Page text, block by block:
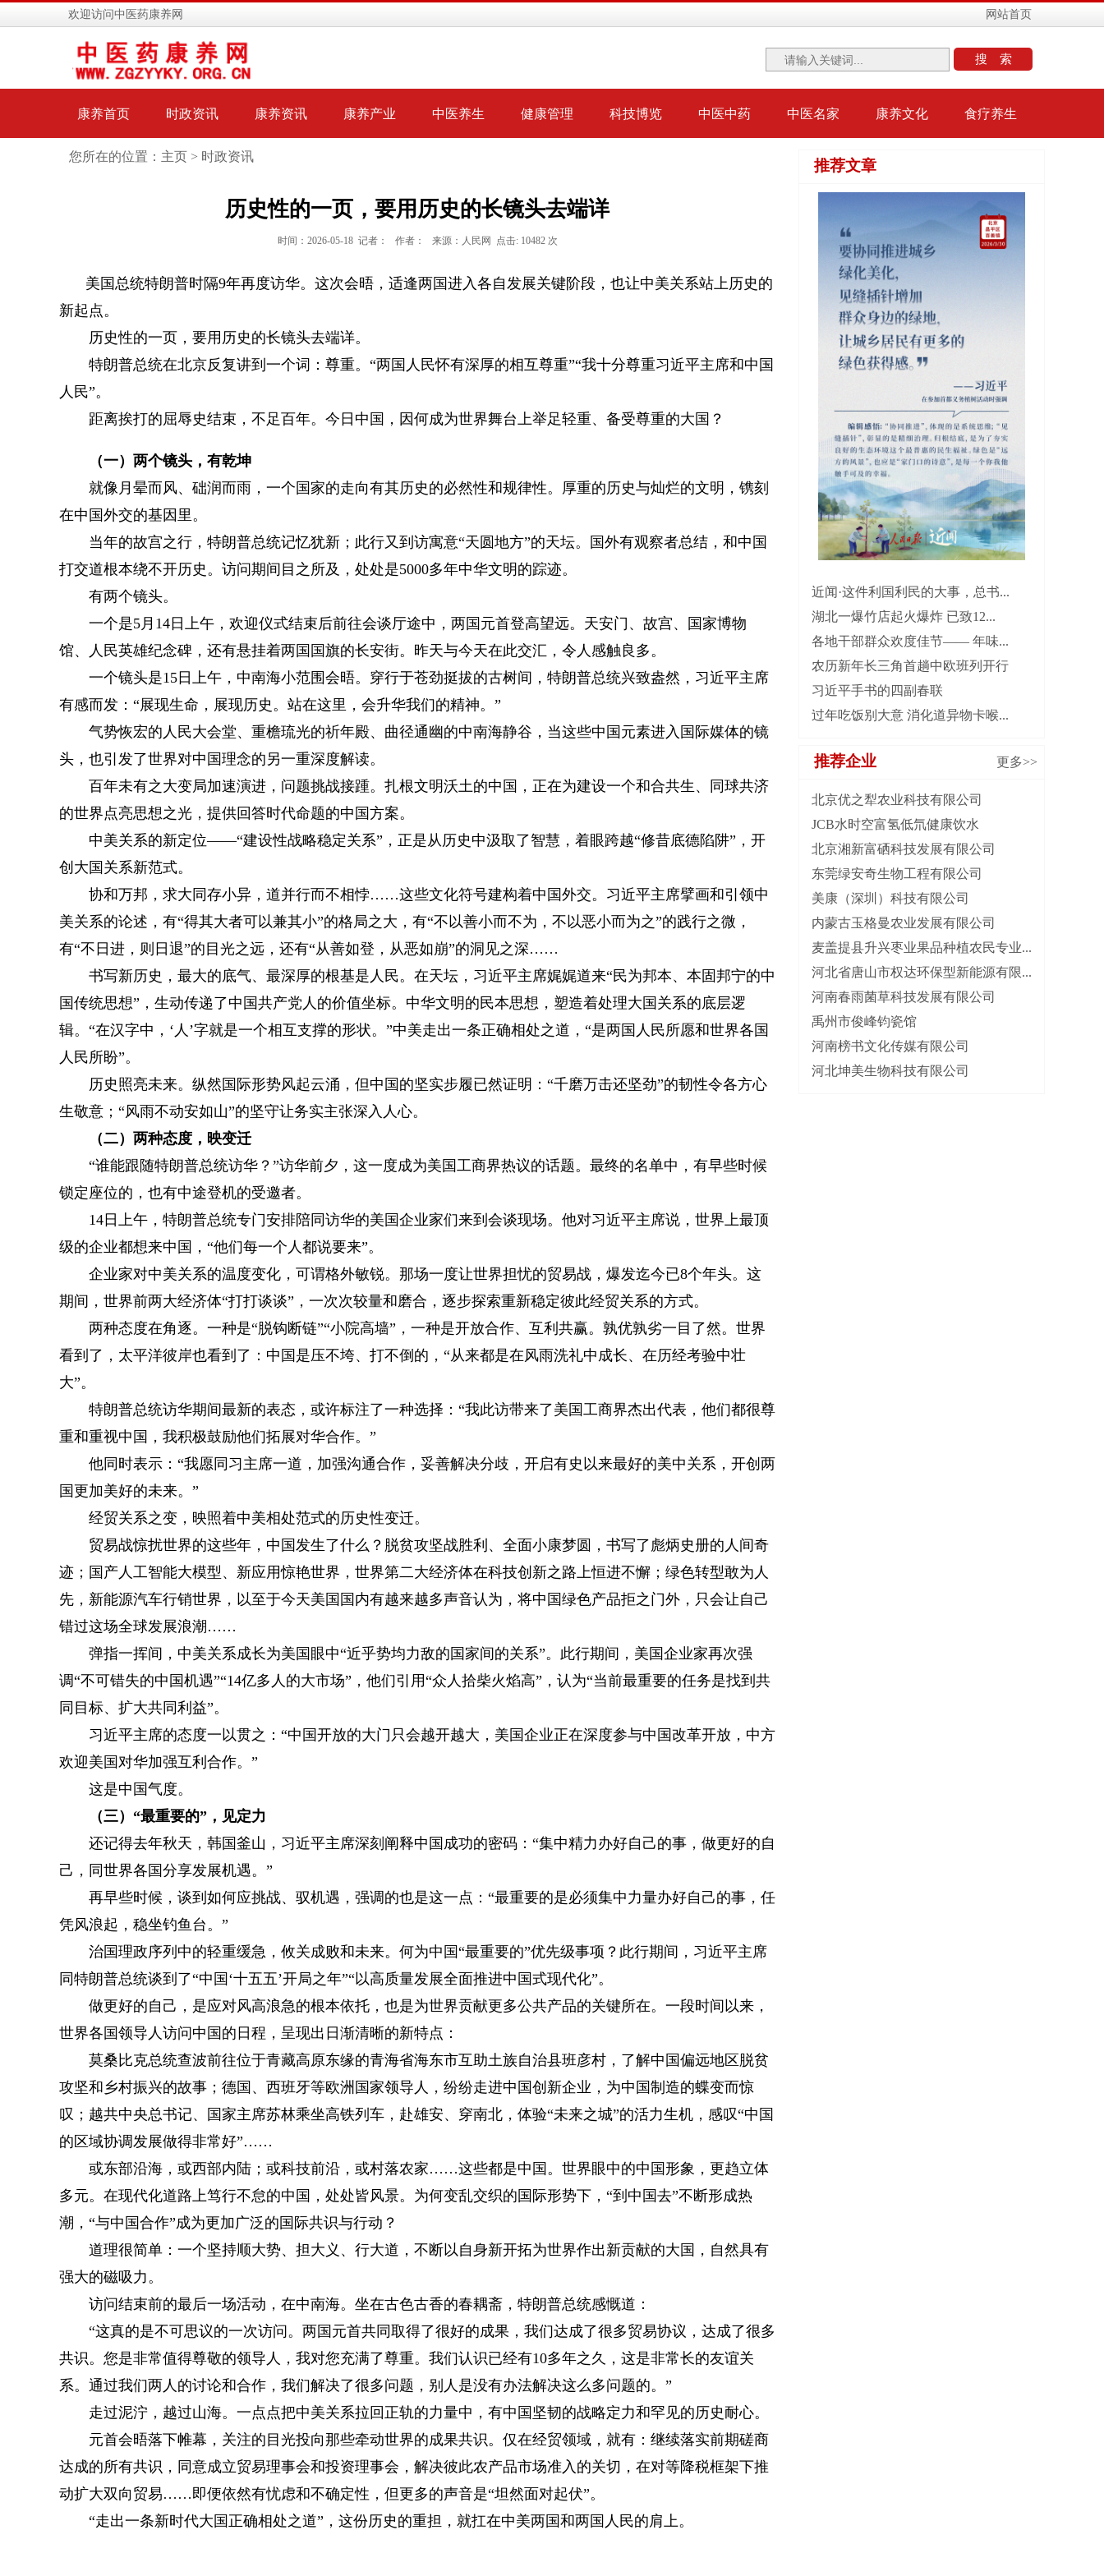
欢迎访问中医药康养网 网站首页
搜索
康养首页 时政资讯 康养资讯 康养产业 中医养生 健康管理 科技博览 中医中药 中医名家 康养文化 食疗养生
您所在的位置：主页 > 时政资讯
历史性的一页，要用历史的长镜头去端详
时间：2026-05-18 记者： 作者： 来源：人民网 点击: 10482 次
美国总统特朗普时隔9年再度访华。这次会晤，适逢两国进入各自发展关键阶段，也让中美关系站上历史的
新起点。
历史性的一页，要用历史的长镜头去端详。
特朗普总统在北京反复讲到一个词：尊重。“两国人民怀有深厚的相互尊重”“我十分尊重习近平主席和中国
人民”。
距离挨打的屈辱史结束，不足百年。今日中国，因何成为世界舞台上举足轻重、备受尊重的大国？
（一）两个镜头，有乾坤
就像月晕而风、础润而雨，一个国家的走向有其历史的必然性和规律性。厚重的历史与灿烂的文明，镌刻
在中国外交的基因里。
当年的故宫之行，特朗普总统记忆犹新；此行又到访寓意“天圆地方”的天坛。国外有观察者总结，和中国
打交道根本绕不开历史。访问期间目之所及，处处是5000多年中华文明的踪迹。
有两个镜头。
一个是5月14日上午，欢迎仪式结束后前往会谈厅途中，两国元首登高望远。天安门、故宫、国家博物
馆、人民英雄纪念碑，还有悬挂着两国国旗的长安街。昨天与今天在此交汇，令人感触良多。
一个镜头是15日上午，中南海小范围会晤。穿行于苍劲挺拔的古树间，特朗普总统兴致盎然，习近平主席
有感而发：“展现生命，展现历史。站在这里，会升华我们的精神。”
气势恢宏的人民大会堂、重檐琉光的祈年殿、曲径通幽的中南海静谷，当这些中国元素进入国际媒体的镜
头，也引发了世界对中国理念的另一重深度解读。
百年未有之大变局加速演进，问题挑战接踵。扎根文明沃土的中国，正在为建设一个和合共生、同球共济
的世界点亮思想之光，提供回答时代命题的中国方案。
中美关系的新定位——“建设性战略稳定关系”，正是从历史中汲取了智慧，着眼跨越“修昔底德陷阱”，开
创大国关系新范式。
协和万邦，求大同存小异，道并行而不相悖……这些文化符号建构着中国外交。习近平主席擘画和引领中
美关系的论述，有“得其大者可以兼其小”的格局之大，有“不以善小而不为，不以恶小而为之”的践行之微，
有“不日进，则日退”的目光之远，还有“从善如登，从恶如崩”的洞见之深……
书写新历史，最大的底气、最深厚的根基是人民。在天坛，习近平主席娓娓道来“民为邦本、本固邦宁的中
国传统思想”，生动传递了中国共产党人的价值坐标。中华文明的民本思想，塑造着处理大国关系的底层逻
辑。“在汉字中，‘人’字就是一个相互支撑的形状。”中美走出一条正确相处之道，“是两国人民所愿和世界各国
人民所盼”。
历史照亮未来。纵然国际形势风起云涌，但中国的坚实步履已然证明：“千磨万击还坚劲”的韧性令各方心
生敬意；“风雨不动安如山”的坚守让务实主张深入人心。
（二）两种态度，映变迁
“谁能跟随特朗普总统访华？”访华前夕，这一度成为美国工商界热议的话题。最终的名单中，有早些时候
锁定座位的，也有中途登机的受邀者。
14日上午，特朗普总统专门安排陪同访华的美国企业家们来到会谈现场。他对习近平主席说，世界上最顶
级的企业都想来中国，“他们每一个人都说要来”。
企业家对中美关系的温度变化，可谓格外敏锐。那场一度让世界担忧的贸易战，爆发迄今已8个年头。这
期间，世界前两大经济体“打打谈谈”，一次次较量和磨合，逐步探索重新稳定彼此经贸关系的方式。
两种态度在角逐。一种是“脱钩断链”“小院高墙”，一种是开放合作、互利共赢。孰优孰劣一目了然。世界
看到了，太平洋彼岸也看到了：中国是压不垮、打不倒的，“从来都是在风雨洗礼中成长、在历经考验中壮
大”。
特朗普总统访华期间最新的表态，或许标注了一种选择：“我此访带来了美国工商界杰出代表，他们都很尊
重和重视中国，我积极鼓励他们拓展对华合作。”
他同时表示：“我愿同习主席一道，加强沟通合作，妥善解决分歧，开启有史以来最好的美中关系，开创两
国更加美好的未来。”
经贸关系之变，映照着中美相处范式的历史性变迁。
贸易战惊扰世界的这些年，中国发生了什么？脱贫攻坚战胜利、全面小康梦圆，书写了彪炳史册的人间奇
迹；国产人工智能大模型、新应用惊艳世界，世界第二大经济体在科技创新之路上恒进不懈；绿色转型敢为人
先，新能源汽车行销世界，以至于今天美国国内有越来越多声音认为，将中国绿色产品拒之门外，只会让自己
错过这场全球发展浪潮……
弹指一挥间，中美关系成长为美国眼中“近乎势均力敌的国家间的关系”。此行期间，美国企业家再次强
调“不可错失的中国机遇”“14亿多人的大市场”，他们引用“众人拾柴火焰高”，认为“当前最重要的任务是找到共
同目标、扩大共同利益”。
习近平主席的态度一以贯之：“中国开放的大门只会越开越大，美国企业正在深度参与中国改革开放，中方
欢迎美国对华加强互利合作。”
这是中国气度。
（三）“最重要的”，见定力
还记得去年秋天，韩国釜山，习近平主席深刻阐释中国成功的密码：“集中精力办好自己的事，做更好的自
己，同世界各国分享发展机遇。”
再早些时候，谈到如何应挑战、驭机遇，强调的也是这一点：“最重要的是必须集中力量办好自己的事，任
凭风浪起，稳坐钓鱼台。”
治国理政序列中的轻重缓急，攸关成败和未来。何为中国“最重要的”优先级事项？此行期间，习近平主席
同特朗普总统谈到了“中国‘十五五’开局之年”“以高质量发展全面推进中国式现代化”。
做更好的自己，是应对风高浪急的根本依托，也是为世界贡献更多公共产品的关键所在。一段时间以来，
世界各国领导人访问中国的日程，呈现出日渐清晰的新特点：
莫桑比克总统查波前往位于青藏高原东缘的青海省海东市互助土族自治县班彦村，了解中国偏远地区脱贫
攻坚和乡村振兴的故事；德国、西班牙等欧洲国家领导人，纷纷走进中国创新企业，为中国制造的蝶变而惊
叹；越共中央总书记、国家主席苏林乘坐高铁列车，赴雄安、穿南北，体验“未来之城”的活力生机，感叹“中国
的区域协调发展做得非常好”……
或东部沿海，或西部内陆；或科技前沿，或村落农家……这些都是中国。世界眼中的中国形象，更趋立体
多元。在现代化道路上笃行不怠的中国，处处皆风景。为何变乱交织的国际形势下，“到中国去”不断形成热
潮，“与中国合作”成为更加广泛的国际共识与行动？
道理很简单：一个坚持顺大势、担大义、行大道，不断以自身新开拓为世界作出新贡献的大国，自然具有
强大的磁吸力。
访问结束前的最后一场活动，在中南海。坐在古色古香的春耦斋，特朗普总统感慨道：
“这真的是不可思议的一次访问。两国元首共同取得了很好的成果，我们达成了很多贸易协议，达成了很多
共识。您是非常值得尊敬的领导人，我对您充满了尊重。我们认识已经有10多年之久，这是非常长的友谊关
系。通过我们两人的讨论和合作，我们解决了很多问题，别人是没有办法解决这么多问题的。”
走过泥泞，越过山海。一点点把中美关系拉回正轨的力量中，有中国坚韧的战略定力和罕见的历史耐心。
元首会晤落下帷幕，关注的目光投向那些牵动世界的成果共识。仅在经贸领域，就有：继续落实前期磋商
达成的所有共识，同意成立贸易理事会和投资理事会，解决彼此农产品市场准入的关切，在对等降税框架下推
动扩大双向贸易……即便依然有忧虑和不确定性，但更多的声音是“坦然面对起伏”。
“走出一条新时代大国正确相处之道”，这份历史的重担，就扛在中美两国和两国人民的肩上。
推荐文章
近闻·这件利国利民的大事，总书...
湖北一爆竹店起火爆炸 已致12...
各地干部群众欢度佳节—— 年味...
农历新年长三角首趟中欧班列开行
习近平手书的四副春联
过年吃饭别大意 消化道异物卡喉...
推荐企业 更多>>
北京优之犁农业科技有限公司
JCB水时空富氢低氘健康饮水
北京湘新富硒科技发展有限公司
东莞绿安奇生物工程有限公司
美康（深圳）科技有限公司
内蒙古玉格曼农业发展有限公司
麦盖提县升兴枣业果品种植农民专业...
河北省唐山市权达环保型新能源有限...
河南春雨菌草科技发展有限公司
禹州市俊峰钧瓷馆
河南榜书文化传媒有限公司
河北坤美生物科技有限公司